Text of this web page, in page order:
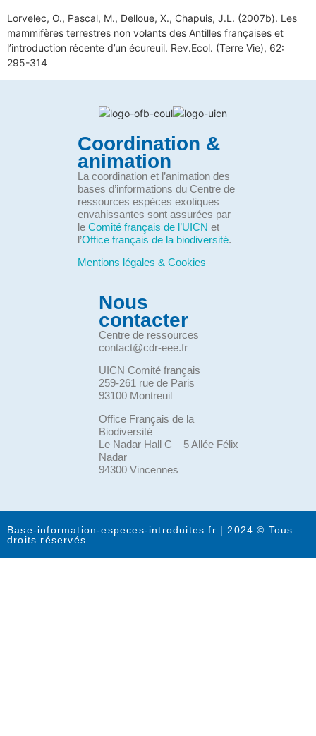
Lorvelec, O., Pascal, M., Delloue, X., Chapuis, J.L. (2007b). Les
mammifères terrestres non volants des Antilles françaises et
l’introduction récente d’un écureuil. Rev.Ecol. (Terre Vie), 62:
295-314
Coordination &
animation
La coordination et l’animation des
bases d’informations du Centre de
ressources espèces exotiques
envahissantes sont assurées par
le Comité français de l’UICN et
l’Office français de la biodiversité.
Mentions légales & Cookies
Nous
contacter
Centre de ressources
contact@cdr-eee.fr
UICN Comité français
259-261 rue de Paris
93100 Montreuil
Office Français de la
Biodiversité
Le Nadar Hall C – 5 Allée Félix
Nadar
94300 Vincennes
Base-information-especes-introduites.fr | 2024 © Tous
droits réservés